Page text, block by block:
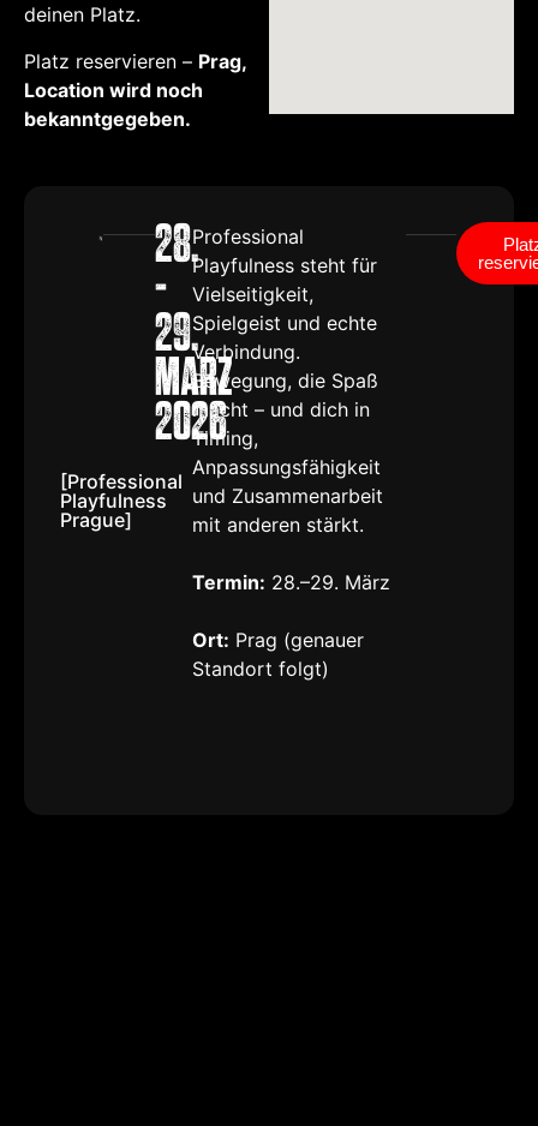
deinen Platz.
Platz reservieren – Prag,
Location wird noch
bekanntgegeben.
[Professional
Playfulness
Prague]
28.
-
29.
Marz
2026
Professional
Playfulness steht für
Vielseitigkeit,
Spielgeist und echte
Verbindung.
Bewegung, die Spaß
macht – und dich in
Timing,
Anpassungsfähigkeit
und Zusammenarbeit
mit anderen stärkt.
Termin: 28.–29. März
Ort: Prag (genauer
Standort folgt)